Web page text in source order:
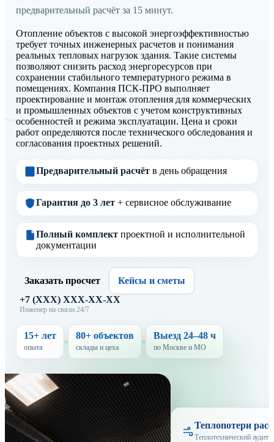
предварительный расчёт за 15 минут.
Отопление объектов с высокой энергоэффективностью
требует точных инженерных расчетов и понимания
реальных тепловых нагрузок здания. Такие системы
позволяют снизить расход энергоресурсов при
сохранении стабильного температурного режима в
помещениях. Компания ПСК-ПРО выполняет
проектирование и монтаж отопления для коммерческих
и промышленных объектов с учетом конструктивных
особенностей и режима эксплуатации. Цена и сроки
работ определяются после технического обследования и
согласования проектных решений.
Предварительный расчёт в день обращения
Гарантия до 3 лет + сервисное обслуживание
Полный комплект проектной и исполнительной
документации
Заказать просчет
Кейсы и сметы
+7 (XXX) XXX-XX-XX
Инженер на связи 24/7
15+ лет
опыта
80+ объектов
склады и цеха
Выезд 24–48 ч
по Москве и МО
Теплопотери
Теплотехнический аудит